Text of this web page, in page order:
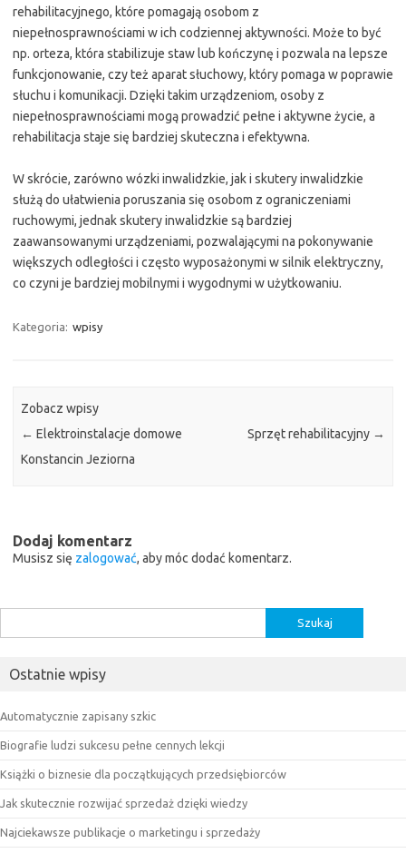
rehabilitacyjnego, które pomagają osobom z
niepełnosprawnościami w ich codziennej aktywności. Może to być
np. orteza, która stabilizuje staw lub kończynę i pozwala na lepsze
funkcjonowanie, czy też aparat słuchowy, który pomaga w poprawie
słuchu i komunikacji. Dzięki takim urządzeniom, osoby z
niepełnosprawnościami mogą prowadzić pełne i aktywne życie, a
rehabilitacja staje się bardziej skuteczna i efektywna.
W skrócie, zarówno wózki inwalidzkie, jak i skutery inwalidzkie
służą do ułatwienia poruszania się osobom z ograniczeniami
ruchowymi, jednak skutery inwalidzkie są bardziej
zaawansowanymi urządzeniami, pozwalającymi na pokonywanie
większych odległości i często wyposażonymi w silnik elektryczny,
co czyni je bardziej mobilnymi i wygodnymi w użytkowaniu.
Kategoria: wpisy
Zobacz wpisy
← Elektroinstalacje domowe
Konstancin Jeziorna
Sprzęt rehabilitacyjny →
Dodaj komentarz
Musisz się zalogować, aby móc dodać komentarz.
Ostatnie wpisy
Automatycznie zapisany szkic
Biografie ludzi sukcesu pełne cennych lekcji
Książki o biznesie dla początkujących przedsiębiorców
Jak skutecznie rozwijać sprzedaż dzięki wiedzy
Najciekawsze publikacje o marketingu i sprzedaży